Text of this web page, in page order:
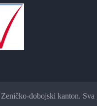
dobojski kanton. Sva